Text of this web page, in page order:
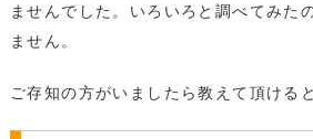
ませんでした。いろいろと調べてみた
ません。
ご存知の方がいましたら教えて頂ける